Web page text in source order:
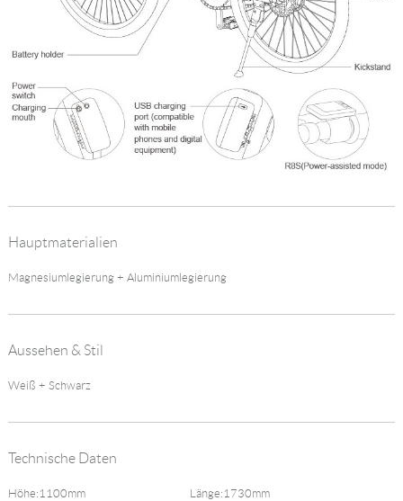
Hauptmaterialien
Magnesiumlegierung + Aluminiumlegierung
Aussehen & Stil
Weiß + Schwarz
Technische Daten
Höhe:1100mm
Länge:1730mm